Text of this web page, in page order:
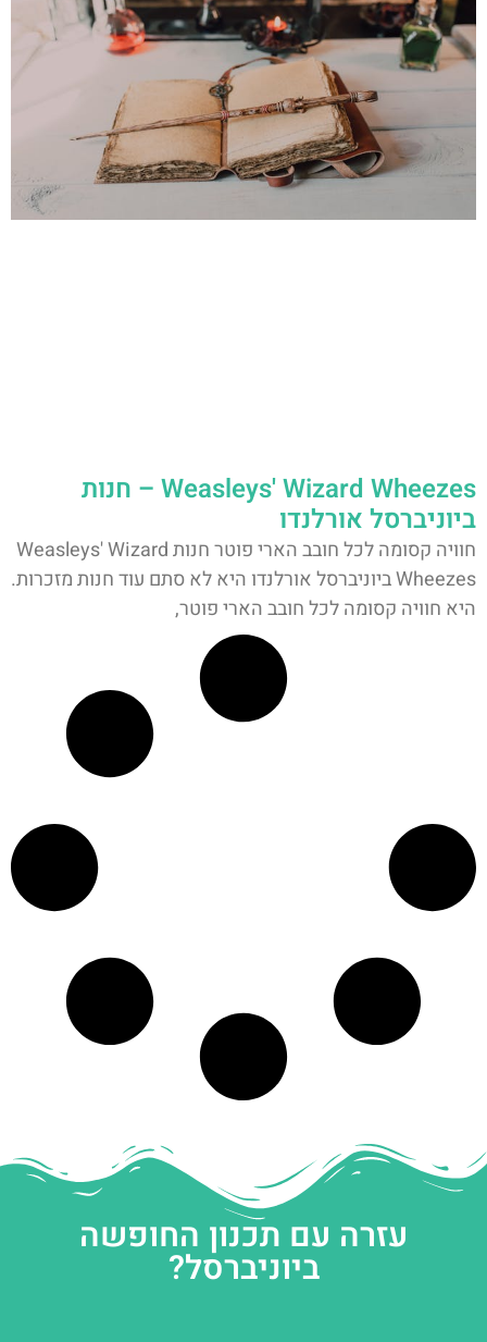
Weasleys' Wizard Wheezes – חנות
ביוניברסל אורלנדו
חוויה קסומה לכל חובב הארי פוטר חנות Weasleys' Wizard
Wheezes ביוניברסל אורלנדו היא לא סתם עוד חנות מזכרות.
היא חוויה קסומה לכל חובב הארי פוטר,
עזרה עם תכנון החופשה
ביוניברסל?